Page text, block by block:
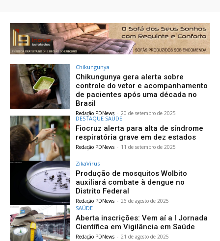
Chikungunya
Chikungunya gera alerta sobre
controle do vetor e acompanhamento
de pacientes após uma década no
Brasil
Redação PDNews - 20 de setembro de 2025
DESTAQUE SAÚDE
Fiocruz alerta para alta de síndrome
respiratória grave em dez estados
Redação PDNews - 11 de setembro de 2025
ZikaVirus
Produção de mosquitos Wolbito
auxiliará combate à dengue no
Distrito Federal
Redação PDNews - 26 de agosto de 2025
SAÚDE
Aberta inscrições: Vem aí a I Jornada
Científica em Vigilância em Saúde
Redação PDNews - 21 de agosto de 2025